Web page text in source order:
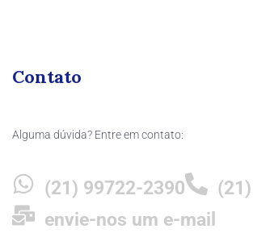
Contato
Alguma dúvida? Entre em contato:
(21) 99722-2390
envie-nos um e-mail